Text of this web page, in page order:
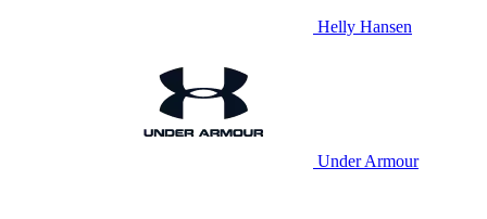
Helly Hansen
Under Armour